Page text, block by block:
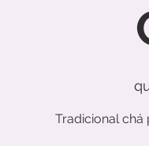
Tradicional